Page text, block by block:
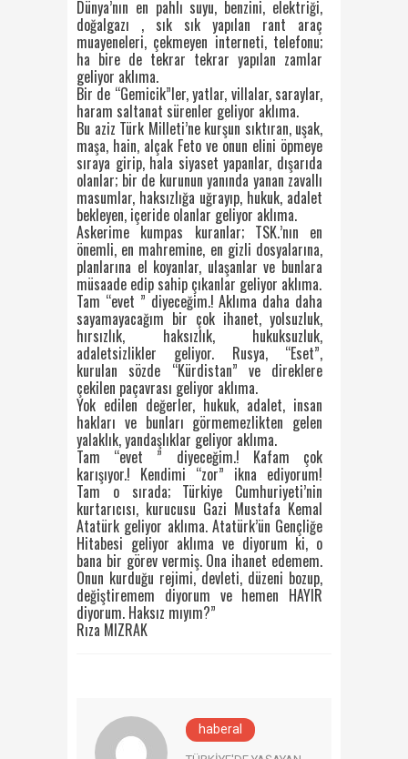
Dünya’nın en pahlı suyu, benzini, elektriği,
doğalgazı , sık sık yapılan rant araç
muayeneleri, çekmeyen interneti, telefonu;
ha bire de tekrar tekrar yapılan zamlar
geliyor aklıma.
Bir de “Gemicik”ler, yatlar, villalar, saraylar,
haram saltanat sürenler geliyor aklıma.
Bu aziz Türk Milleti’ne kurşun sıktıran, uşak,
maşa, hain, alçak Feto ve onun elini öpmeye
sıraya girip, hala siyaset yapanlar, dışarıda
olanlar; bir de kurunun yanında yanan zavallı
masumlar, haksızlığa uğrayıp, hukuk, adalet
bekleyen, içeride olanlar geliyor aklıma.
Askerime kumpas kuranlar; TSK.’nın en
önemli, en mahremine, en gizli dosyalarına,
planlarına el koyanlar, ulaşanlar ve bunlara
müsaade edip sahip çıkanlar geliyor aklıma.
Tam “evet ” diyeceğim.! Aklıma daha daha
sayamayacağım bir çok ihanet, yolsuzluk,
hırsızlık, haksızlık, hukuksuzluk,
adaletsizlikler geliyor. Rusya, “Eset”,
kurulan sözde “Kürdistan” ve direklere
çekilen paçavrası geliyor aklıma.
Yok edilen değerler, hukuk, adalet, insan
hakları ve bunları görmemezlikten gelen
yalaklık, yandaşlıklar geliyor aklıma.
Tam “evet ” diyeceğim.! Kafam çok
karışıyor.! Kendimi “zor” ikna ediyorum!
Tam o sırada; Türkiye Cumhuriyeti’nin
kurtarıcısı, kurucusu Gazi Mustafa Kemal
Atatürk geliyor aklıma. Atatürk’ün Gençliğe
Hitabesi geliyor aklıma ve diyorum ki, o
bana bir görev vermiş. Ona ihanet edemem.
Onun kurduğu rejimi, devleti, düzeni bozup,
değiştiremem diyorum ve hemen HAYIR
diyorum. Haksız mıyım?”
Rıza MIZRAK
haberal